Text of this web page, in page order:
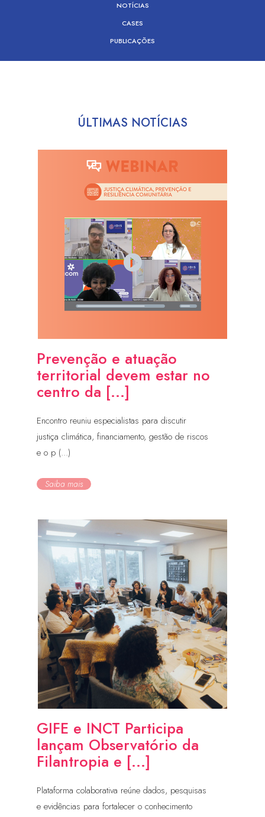
NOTÍCIAS
CASES
PUBLICAÇÕES
ÚLTIMAS NOTÍCIAS
Prevenção e atuação
territorial devem estar no
centro da [...]
Encontro reuniu especialistas para discutir
justiça climática, financiamento, gestão de riscos
e o p (...)
Saiba mais
GIFE e INCT Participa
lançam Observatório da
Filantropia e [...]
Plataforma colaborativa reúne dados, pesquisas
e evidências para fortalecer o conhecimento